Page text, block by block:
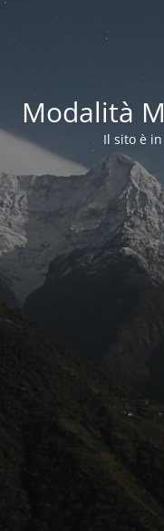
Modalità
Il sito è